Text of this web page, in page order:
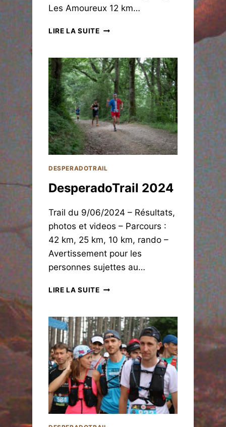
L
0
Les Amoureux 12 km…
LIRE LA SUITED
P
E
R
A
D
O
T
R
A
I
L
0
6
DESPERADOTRAIL
DesperadoTrail 2024
Trail du 9/06/2024 – Résultats,
photos et videos – Parcours :
42 km, 25 km, 10 km, rando –
Avertissement pour les
personnes sujettes au…
LIRE LA SUITED
P
E
R
A
D
O
T
R
A
I